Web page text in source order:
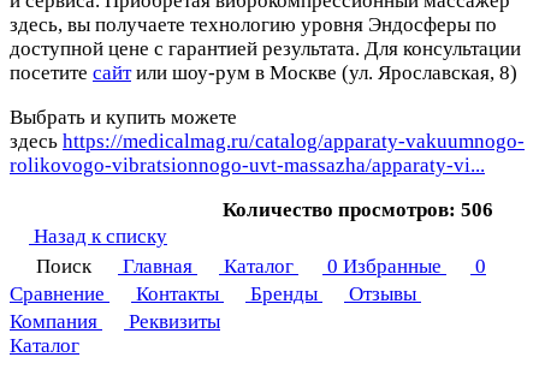
здесь, вы получаете технологию уровня Эндосферы по
доступной цене с гарантией результата. Для консультации
посетите сайтили шоу-рум в Москве (ул. Ярославская, 8)
Выбрать и купить можете
здесь https://medicalmag.ru/catalog/apparaty-vakuumnogo-
rolikovogo-vibratsionnogo-uvt-massazha/apparaty-vi...
Количество просмотров: 506
Назад к списку
Поиск
Главная Каталог 0 Избранные
0
Сравнение
Контакты Бренды
Отзывы
Компания
Реквизиты
Каталог